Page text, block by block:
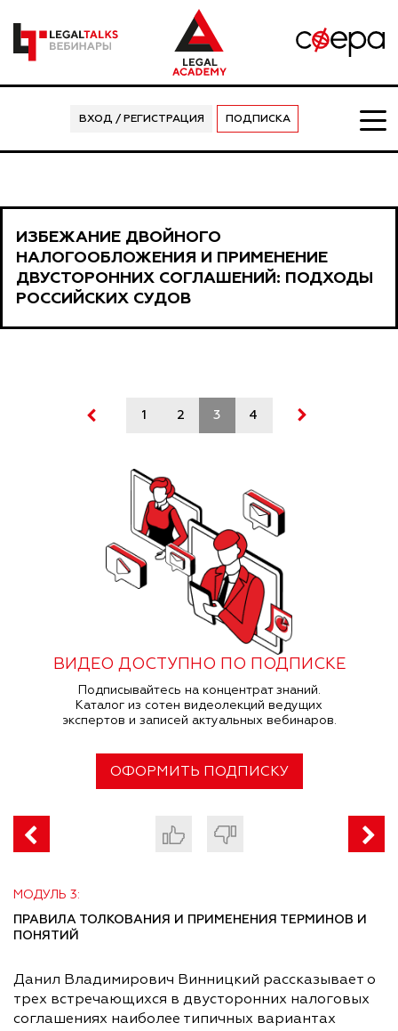
ВХОД / РЕГИСТРАЦИЯ ПОДПИСКА
ИЗБЕЖАНИЕ ДВОЙНОГО
НАЛОГООБЛОЖЕНИЯ И ПРИМЕНЕНИЕ
ДВУСТОРОННИХ СОГЛАШЕНИЙ: ПОДХОДЫ
РОССИЙСКИХ СУДОВ
1 2 3 4
ВИДЕО ДОСТУПНО ПО ПОДПИСКЕ
Подписывайтесь на концентрат знаний.
Каталог из сотен видеолекций ведущих
экспертов и записей актуальных вебинаров.
ОФОРМИТЬ ПОДПИСКУ
МОДУЛЬ 3:
ПРАВИЛА ТОЛКОВАНИЯ И ПРИМЕНЕНИЯ ТЕРМИНОВ И
ПОНЯТИЙ
Данил Владимирович Винницкий рассказывает о
трех встречающихся в двусторонних налоговых
соглашениях наиболее типичных вариантах